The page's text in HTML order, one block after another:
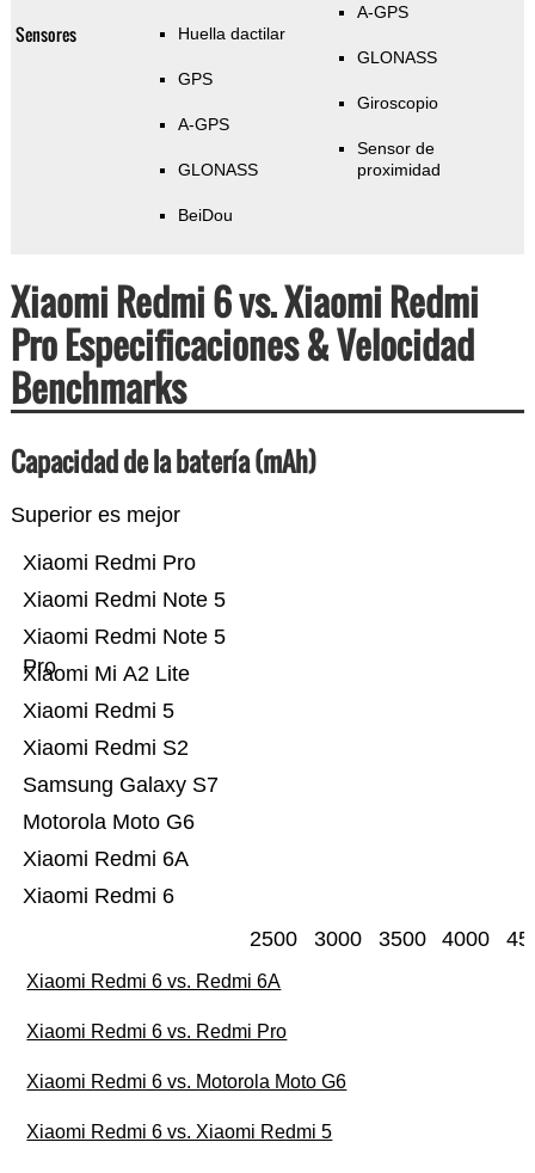
Sensores Huella dactilar
GPS
A-GPS
GLONASS
BeiDou
A-GPS
GLONASS
Giroscopio
Sensor de
proximidad
Xiaomi Redmi 6 vs. Xiaomi Redmi
Pro Especificaciones & Velocidad
Benchmarks
Capacidad de la batería (mAh)
Superior es mejor
Xiaomi Redmi 6
Xiaomi Redmi 6A
Motorola Moto G6
Samsung Galaxy S7
Xiaomi Redmi S2
Xiaomi Redmi 5
Xiaomi Mi A2 Lite
Xiaomi Redmi Note 5
Pro
Xiaomi Redmi Note 5
Xiaomi Redmi Pro
2500 3000 3500 4000
Xiaomi Redmi 6 vs. Redmi 6A
Xiaomi Redmi 6 vs. Redmi Pro
Xiaomi Redmi 6 vs. Motorola Moto G6
Xiaomi Redmi 6 vs. Xiaomi Redmi 5